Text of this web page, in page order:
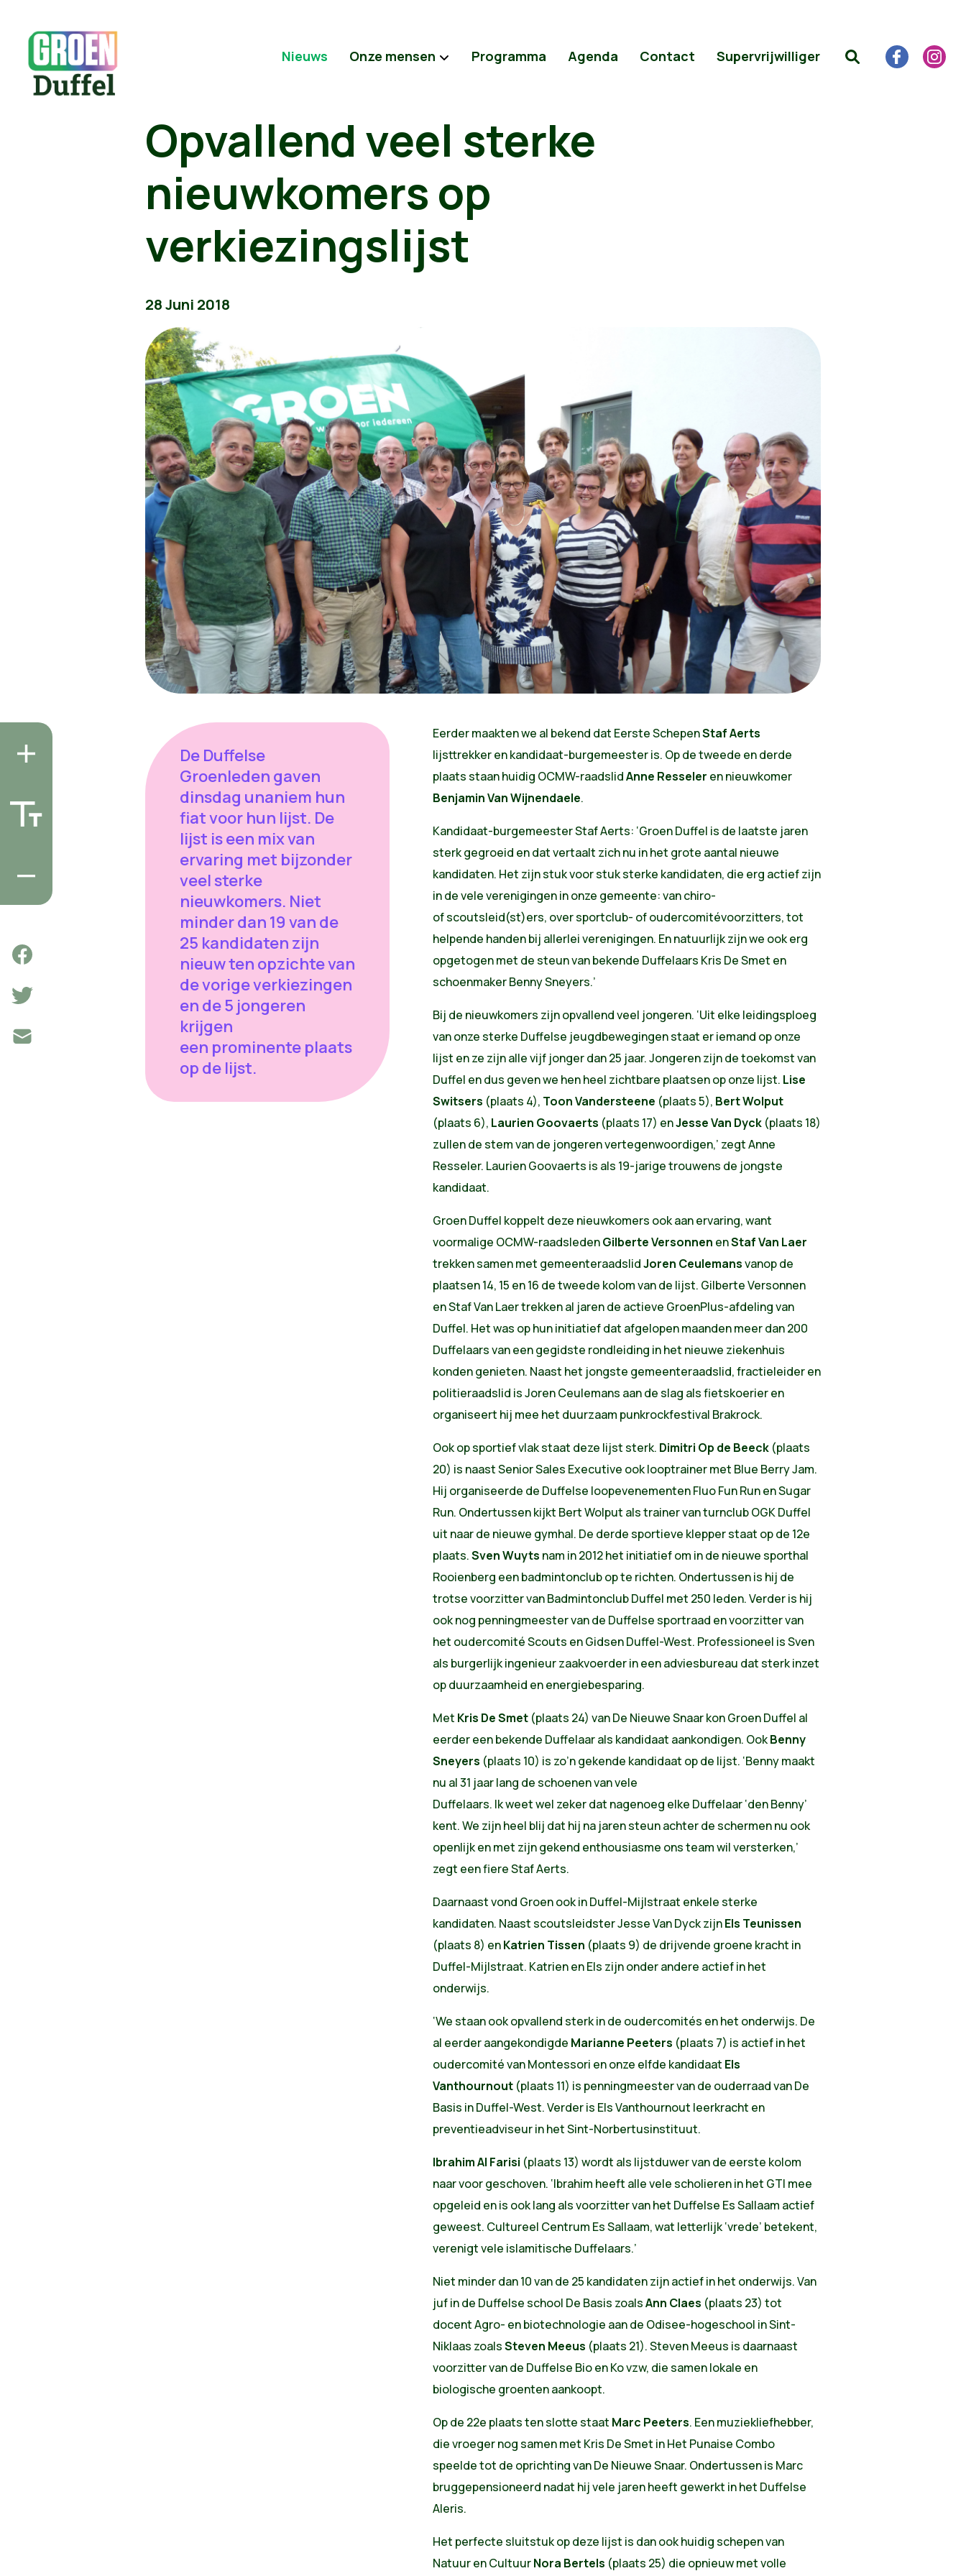
Nieuws Onze mensen Programma Agenda Contact Supervrijwilliger
Opvallend veel sterke
nieuwkomers op
verkiezingslijst
28 Juni 2018
De Duffelse
Groenleden gaven
dinsdag unaniem hun
fiat voor hun lijst. De
lijst is een mix van
ervaring met bijzonder
veel sterke
nieuwkomers. Niet
minder dan 19 van de
25 kandidaten zijn
nieuw ten opzichte van
de vorige verkiezingen
en de 5 jongeren
krijgen
een prominente plaats
op de lijst.
Eerder maakten we al bekend dat Eerste SchepenStaf Aerts
lijsttrekker en kandidaat-burgemeester is. Op de tweede en derde
plaats staan huidig OCMW-raadslidAnne Resseler en nieuwkomer
Benjamin Van Wijnendaele.
Kandidaat-burgemeester Staf Aerts: ‘Groen Duffel is de laatste jaren
sterk gegroeid en dat vertaalt zich nu in het grote aantal nieuwe
kandidaten. Het zijn stuk voor stuk sterke kandidaten, die erg actief zijn
in de vele verenigingen in onze gemeente: van chiro-
of scoutsleid(st)ers, over sportclub- of oudercomitévoorzitters, tot
helpende handen bij allerlei verenigingen. En natuurlijk zijn we ook erg
opgetogen met de steun van bekende Duffelaars Kris De Smet en
schoenmaker Benny Sneyers.’
Bij de nieuwkomers zijn opvallend veel jongeren. ‘Uit elke leidingsploeg
van onze sterke Duffelse jeugdbewegingen staat er iemand op onze
lijst en ze zijn alle vijf jonger dan 25 jaar. Jongeren zijn de toekomst van
Duffel en dus geven we hen heel zichtbare plaatsen op onze lijst. Lise
Switsers (plaats 4), Toon Vandersteene (plaats 5), Bert Wolput
(plaats 6), Laurien Goovaerts (plaats 17) enJesse Van Dyck(plaats 18)
zullen de stem van de jongeren vertegenwoordigen,’ zegt Anne
Resseler. Laurien Goovaerts is als 19-jarige trouwens de jongste
kandidaat.
Groen Duffel koppelt deze nieuwkomers ook aan ervaring, want
voormalige OCMW-raadsledenGilberte Versonnen enStaf Van Laer
trekken samen met gemeenteraadslidJoren Ceulemansvanop de
plaatsen 14, 15 en 16 de tweede kolom van de lijst. Gilberte Versonnen
en Staf Van Laer trekken al jaren de actieve GroenPlus-afdeling van
Duffel. Het was op hun initiatief dat afgelopen maanden meer dan 200
Duffelaars van een gegidste rondleiding in het nieuwe ziekenhuis
konden genieten. Naast het jongste gemeenteraadslid, fractieleider en
politieraadslid is Joren Ceulemans aan de slag als fietskoerier en
organiseert hij mee het duurzaam punkrockfestival Brakrock.
Ook op sportief vlak staat deze lijst sterk. Dimitri Op de Beeck(plaats
20) is naast Senior Sales Executive ook looptrainer met Blue Berry Jam.
Hij organiseerde de Duffelse loopevenementen Fluo Fun Run en Sugar
Run. Ondertussen kijkt Bert Wolput als trainer van turnclub OGK Duffel
uit naar de nieuwe gymhal. De derde sportieve klepper staat op de 12e
plaats.Sven Wuyts nam in 2012 het initiatief om in de nieuwe sporthal
Rooienberg een badmintonclub op te richten. Ondertussen is hij de
trotse voorzitter van Badmintonclub Duffel met 250 leden. Verder is hij
ook nog penningmeester van de Duffelse sportraad en voorzitter van
het oudercomité Scouts en Gidsen Duffel-West. Professioneel is Sven
als burgerlijk ingenieur zaakvoerder in een adviesbureau dat sterk inzet
op duurzaamheid en energiebesparing.
Met Kris De Smet(plaats 24) van De Nieuwe Snaar kon Groen Duffel al
eerder een bekende Duffelaar als kandidaat aankondigen. OokBenny
Sneyers (plaats 10) is zo’n gekende kandidaat op de lijst. ‘Benny maakt
nu al 31 jaar lang de schoenen van vele
Duffelaars. Ik weet wel zeker dat nagenoeg elke Duffelaar ‘den Benny’
kent. We zijn heel blij dat hij na jaren steun achter de schermen nu ook
openlijk en met zijn gekend enthousiasme ons team wil versterken,’
zegt een fiere Staf Aerts.
Daarnaast vond Groen ook in Duffel-Mijlstraat enkele sterke
kandidaten. Naast scoutsleidster Jesse Van Dyck zijnEls Teunissen
(plaats 8) enKatrien Tissen (plaats 9) de drijvende groene kracht in
Duffel-Mijlstraat. Katrien en Els zijn onder andere actief in het
onderwijs.
‘We staan ook opvallend sterk in de oudercomités en het onderwijs. De
al eerder aangekondigde Marianne Peeters (plaats 7) is actief in het
oudercomité van Montessori en onze elfde kandidaat Els
Vanthournout(plaats 11) is penningmeester van de ouderraad van De
Basis in Duffel-West. Verder is Els Vanthournout leerkracht en
preventieadviseur in het Sint-Norbertusinstituut.
Ibrahim Al Farisi (plaats 13) wordt als lijstduwer van de eerste kolom
naar voor geschoven. ‘Ibrahim heeft alle vele scholieren in het GTI mee
opgeleid en is ook lang als voorzitter van het Duffelse Es Sallaam actief
geweest. Cultureel Centrum Es Sallaam, wat letterlijk ‘vrede’ betekent,
verenigt vele islamitische Duffelaars.’
Niet minder dan 10 van de 25 kandidaten zijn actief in het onderwijs. Van
juf in de Duffelse school De Basis zoalsAnn Claes (plaats 23) tot
docent Agro- en biotechnologie aan de Odisee-hogeschool in Sint-
Niklaas zoalsSteven Meeus (plaats 21). Steven Meeus is daarnaast
voorzitter van de Duffelse Bio en Ko vzw, die samen lokale en
biologische groenten aankoopt.
Op de 22e plaats ten slotte staat Marc Peeters. Een muziekliefhebber,
die vroeger nog samen met Kris De Smet in Het Punaise Combo
speelde tot de oprichting van De Nieuwe Snaar. Ondertussen is Marc
bruggepensioneerd nadat hij vele jaren heeft gewerkt in het Duffelse
Aleris.
Het perfecte sluitstuk op deze lijst is dan ook huidig schepen van
Natuur en CultuurNora Bertels (plaats 25) die opnieuw met volle